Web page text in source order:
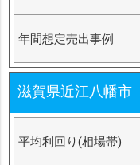
年間想定売出事例
滋賀県近江八幡市
平均利回り(相場帯)